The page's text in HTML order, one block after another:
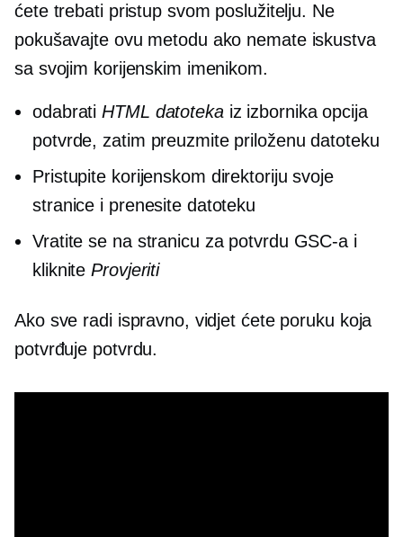
ćete trebati pristup svom poslužitelju. Ne
pokušavajte ovu metodu ako nemate iskustva
sa svojim korijenskim imenikom.
odabratiHTML datotekaiz izbornika opcija
potvrde, zatim preuzmite priloženu datoteku
Pristupite korijenskom direktoriju svoje
stranice i prenesite datoteku
Vratite se na stranicu za potvrdu GSC-a i
klikniteProvjeriti
Ako sve radi ispravno, vidjet ćete poruku koja
potvrđuje potvrdu.